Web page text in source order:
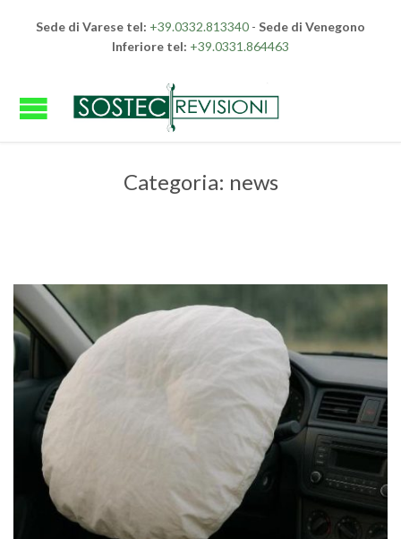
Sede di Varese tel: +39.0332.813340 - Sede di Venegono
Inferiore tel: +39.0331.864463
Categoria: news